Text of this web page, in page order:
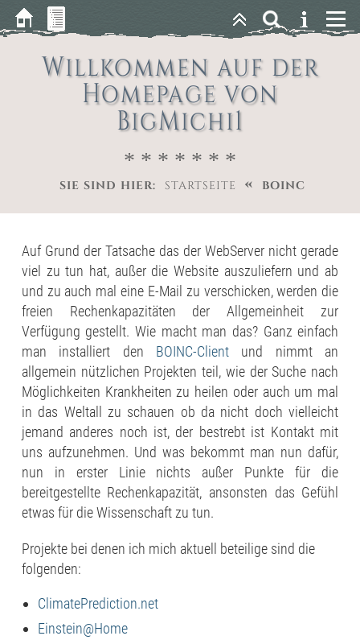
Willkommen auf der
Homepage von
BigMichi1
* * * * * * *
SIE SIND HIER: STARTSEITE « BOINC
Auf Grund der Tatsache das der WebServer nicht gerade
viel zu tun hat, außer die Website auszuliefern und ab
und zu auch mal eine E-Mail zu verschicken, werden die
freien Rechenkapazitäten der Allgemeinheit zur
Verfügung gestellt. Wie macht man das? Ganz einfach
man installiert den BOINC-Client und nimmt an
allgemein nützlichen Projekten teil, wie der Suche nach
Möglichkeiten Krankheiten zu heilen oder auch um mal
in das Weltall zu schauen ob da nicht doch vielleicht
jemand anderes noch ist, der bestrebt ist Kontakt mit
uns aufzunehmen. Und was bekommt man nun dafür,
nun in erster Linie nichts außer Punkte für die
bereitgestellte Rechenkapazität, ansonsten das Gefühl
etwas für die Wissenschaft zu tun.
Projekte bei denen ich mich aktuell beteilige sind die
folgenden:
ClimatePrediction.net
Einstein@Home